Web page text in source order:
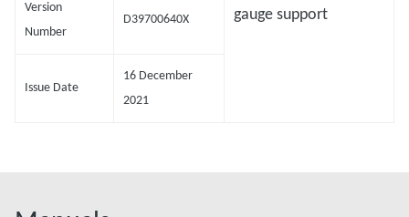
gauge support
Version
Number
D39700640X
Issue Date
16 December
2021